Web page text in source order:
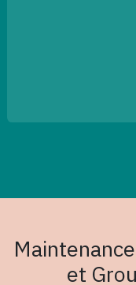
et